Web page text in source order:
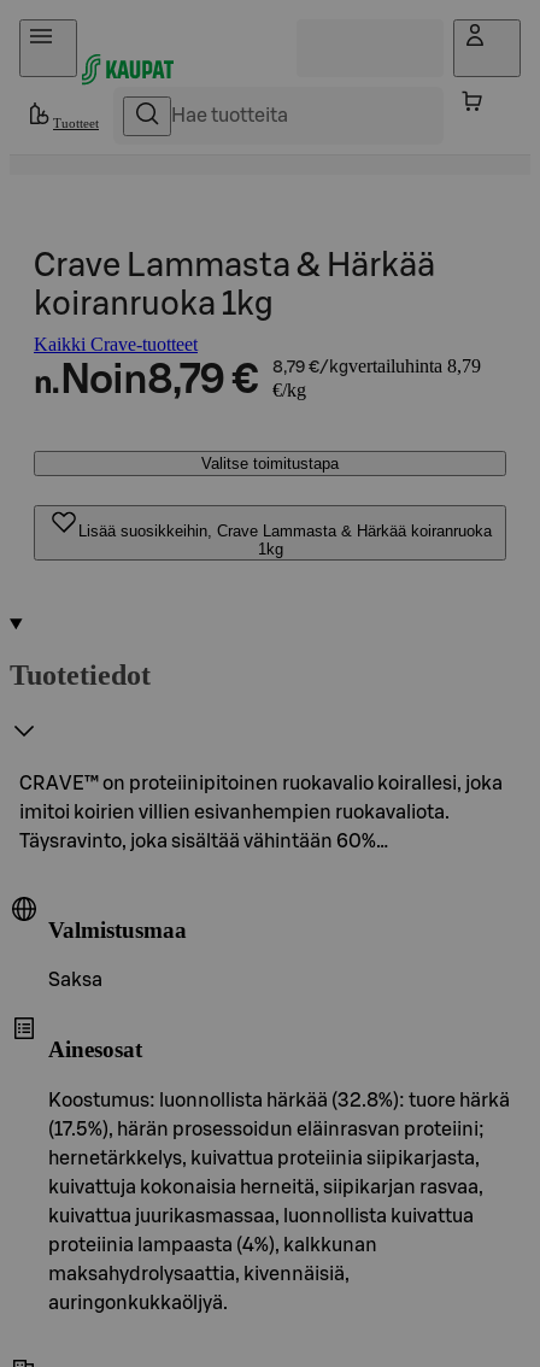
Hyppää sisältöön
Tuotteet
Crave Lammasta & Härkää
koiranruoka 1kg
Kaikki Crave-tuotteet
n. Noin8,79 € 8,79 €/kgvertailuhinta 8,79
€/kg
Valitse toimitustapa
Lisää suosikkeihin, Crave Lammasta & Härkää koiranruoka
1kg
Tuotetiedot
CRAVE™ on proteiinipitoinen ruokavalio koirallesi, joka
imitoi koirien villien esivanhempien ruokavaliota.
Täysravinto, joka sisältää vähintään 60%…
Valmistusmaa
Saksa
Ainesosat
Koostumus: luonnollista härkää (32.8%): tuore härkä
(17.5%), härän prosessoidun eläinrasvan proteiini;
hernetärkkelys, kuivattua proteiinia siipikarjasta,
kuivattuja kokonaisia herneitä, siipikarjan rasvaa,
kuivattua juurikasmassaa, luonnollista kuivattua
proteiinia lampaasta (4%), kalkkunan
maksahydrolysaattia, kivennäisiä,
auringonkukkaöljyä.